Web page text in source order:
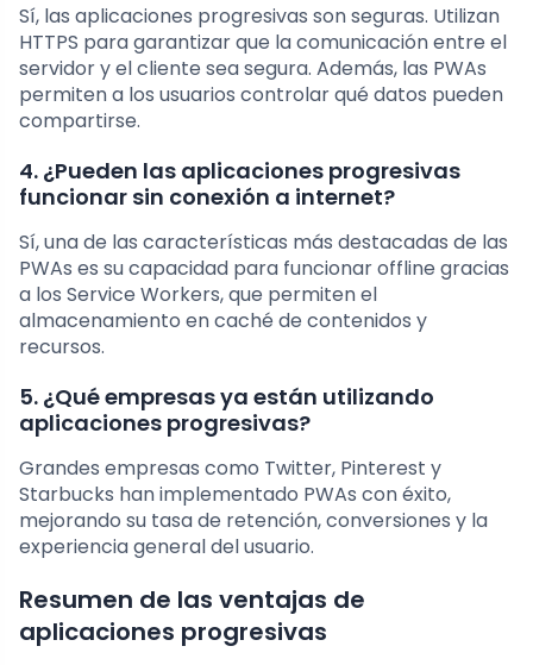
Sí, las aplicaciones progresivas son seguras. Utilizan
HTTPS para garantizar que la comunicación entre el
servidor y el cliente sea segura. Además, las PWAs
permiten a los usuarios controlar qué datos pueden
compartirse.
4. ¿Pueden las aplicaciones progresivas
funcionar sin conexión a internet?
Sí, una de las características más destacadas de las
PWAs es su capacidad para funcionar offline gracias
a los Service Workers, que permiten el
almacenamiento en caché de contenidos y
recursos.
5. ¿Qué empresas ya están utilizando
aplicaciones progresivas?
Grandes empresas como Twitter, Pinterest y
Starbucks han implementado PWAs con éxito,
mejorando su tasa de retención, conversiones y la
experiencia general del usuario.
Resumen de las ventajas de
aplicaciones progresivas